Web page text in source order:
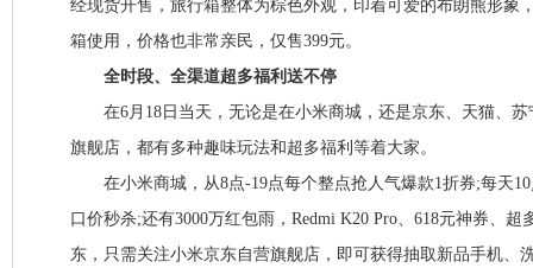
经现货开售，旅行箱整体为棕色外观，印着可爱的布朗熊形象
箱使用，价格也非常亲民，仅售399元。
全时段、全渠道超多福利送不停
在6月18日当天，无论是在小米商城，还是京东、天猫、苏
旗舰店，都有多种趣味玩法和超多福利等着大家。
在小米商城，从8点-19点每个整点抢人气爆款1折券;每天10
口价秒杀;还有3000万红包雨，Redmi K20 Pro、618元神券、
东，只需关注小米京东自营旗舰店，即可获得抽取新品手机、